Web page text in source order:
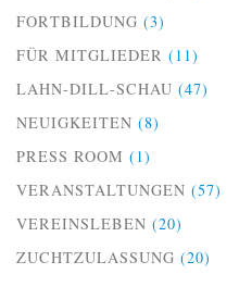
FORTBILDUNG (3)
FÜR MITGLIEDER (11)
LAHN-DILL-SCHAU (47)
NEUIGKEITEN (8)
PRESS ROOM (1)
VERANSTALTUNGEN (57)
VEREINSLEBEN (20)
ZUCHTZULASSUNG (20)